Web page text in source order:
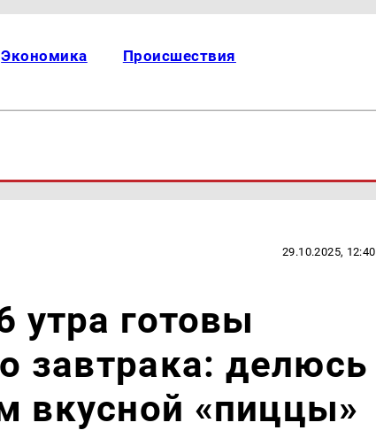
Экономика Происшествия
29.10.2025, 12:40
утра готовы
завтрака: делюсь
вкусной «пиццы»